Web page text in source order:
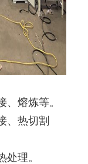
熔炼等。
、热切割
理。